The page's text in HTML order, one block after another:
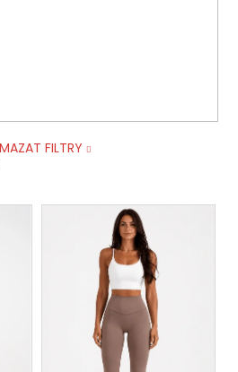
FILTRY